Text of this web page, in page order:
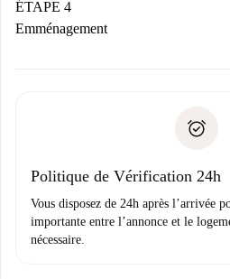
contact avec le propriétaire.
Si refusé : aucun prélèvement
Justificatif de solvabilité
ÉTAPE 4
Emménagement
uniquement si aucun problème
Politique de Vérification 24h
Vous disposez de 24h après l’arrivée
importante entre l’annonce et le
nécessaire.